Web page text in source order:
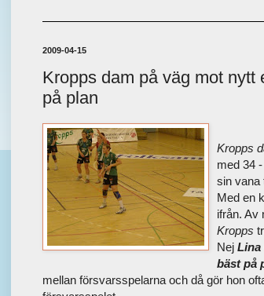
2009-04-15
Kropps dam på väg mot
på plan
Kropps
med 34
sin vana
Med en
ifrån. Av
Kropps
Nej Lina
bäst på
mellan försvarsspelarna och då gör hon